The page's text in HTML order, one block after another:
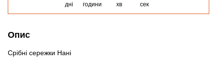
дні години хв сек
Опис
Срібні сережки Нані